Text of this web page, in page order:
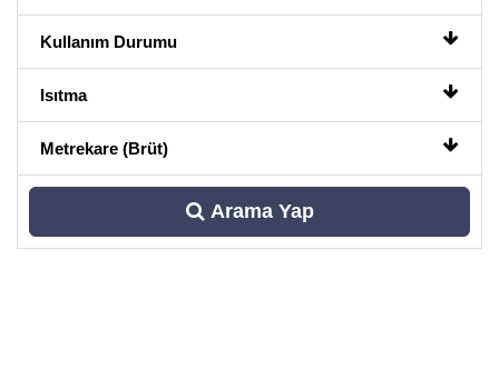
Kullanım Durumu
Isıtma
Metrekare (Brüt)
Arama Yap